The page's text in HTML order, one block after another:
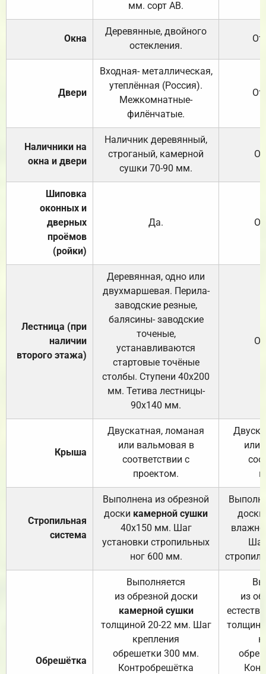
мм. сорт АВ.
Окна
Деревянные, двойного
остекления.
Двери
Входная- металлическая,
утеплённая (Россия).
Межкомнатные-
филёнчатые.
Наличники на
окна и двери
Наличник деревянный,
строганый, камерной
сушки 70-90 мм.
Шиповка
оконных и
дверных
проёмов
(ройки)
Да.
Лестница (при
наличии
второго этажа)
Деревянная, одно или
двухмаршевая. Перила-
заводские резные,
балясины- заводские
точеные,
устанавливаются
стартовые точёные
столбы. Ступени 40х200
мм. Тетива лестницы-
90х140 мм.
Крыша
Двускатная, ломаная
или вальмовая в
соответствии с
проектом.
или
Стропильная
система
Выполнена из обрезной
доски камерной сушки
40х150 мм. Шаг
установки стропильных
ног 600 мм.
доски
Обрешётка
Выполняется
из обрезной доски
камерной сушки
толщиной 20-22 мм. Шаг
крепления
обрешетки 300 мм.
Контробрешётка
из